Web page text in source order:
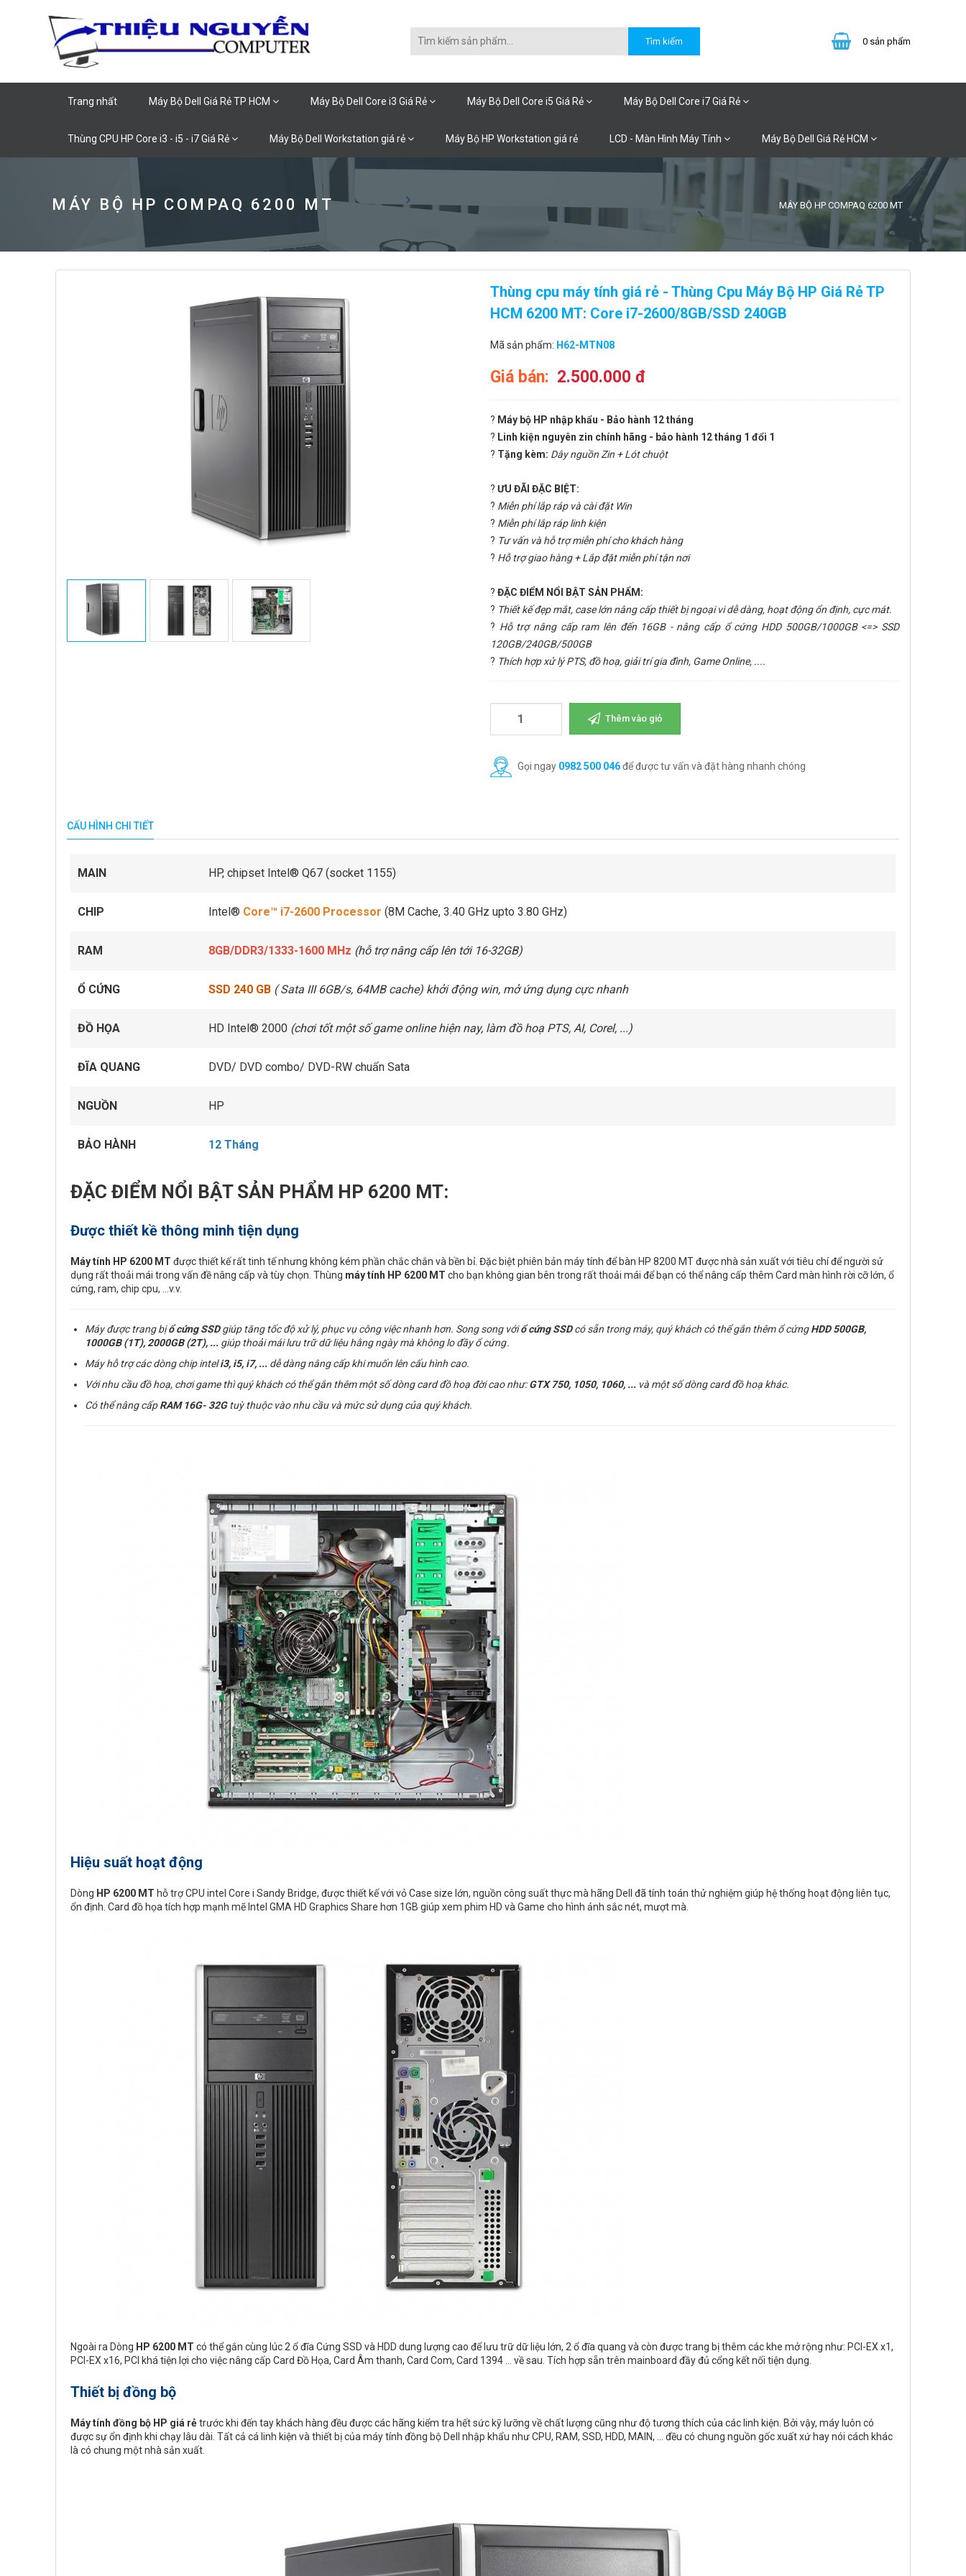
0 sản phẩm
Trang nhất Máy Bộ Dell Giá Rẻ TP HCM Máy Bộ Dell Core i3 Giá Rẻ Máy Bộ Dell Core i5 Giá Rẻ Máy Bộ Dell Core i7 Giá Rẻ
Thùng CPU HP Core i3 - i5 - i7 Giá Rẻ Máy Bộ Dell Workstation giá rẻ Máy Bộ HP Workstation giá rẻ LCD - Màn Hình Máy Tính Máy Bộ Dell Giá Rẻ HCM
MÁY BỘ HP COMPAQ 6200 MT MÁY BỘ HP COMPAQ 6200 MT
Thùng cpu máy tính giá rẻ - Thùng Cpu Máy Bộ HP Giá Rẻ TP
HCM 6200 MT: Core i7-2600/8GB/SSD 240GB
Mã sản phẩm: H62-MTN08
Giá bán: 2.500.000 đ
? Máy bộ HP nhập khẩu - Bảo hành 12 tháng
? Linh kiện nguyên zin chính hãng - bảo hành 12 tháng 1 đổi 1
? Tặng kèm: Dây nguồn Zin + Lót chuột
? ƯU ĐÃI ĐẶC BIỆT:
? Miễn phí lắp ráp và cài đặt Win
? Miễn phí lắp ráp linh kiện
? Tư vấn và hỗ trợ miễn phí cho khách hàng
? Hỗ trợ giao hàng + Lắp đặt miễn phí tận nơi
? ĐẶC ĐIỂM NỔI BẬT SẢN PHẨM:
? Thiết kế đẹp mắt, case lớn nâng cấp thiết bị ngoại vi dễ dàng, hoạt động ổn định, cực mát.
? Hỗ trợ nâng cấp ram lên đến 16GB - nâng cấp ổ cứng HDD 500GB/1000GB <=> SSD
120GB/240GB/500GB
? Thích hợp xử lý PTS, đồ hoạ, giải trí gia đình, Game Online, ....
Thêm vào giỏ
Gọi ngay 0982 500 046để được tư vấn và đặt hàng nhanh chóng
CẤU HÌNH CHI TIẾT
MAIN HP, chipset Intel® Q67 (socket 1155)
CHIP Intel® Core™ i7-2600 Processor (8M Cache, 3.40 GHz upto 3.80 GHz)
RAM 8GB/DDR3/1333-1600 MHz (hỗ trợ nâng cấp lên tới 16-32GB)
Ổ CỨNG SSD 240 GB ( Sata III 6GB/s, 64MB cache) khởi động win, mở ứng dụng cực nhanh
ĐỒ HỌA HD Intel® 2000 (chơi tốt một số game online hiện nay, làm đồ hoạ PTS, AI, Corel, ...)
ĐĨA QUANG DVD/ DVD combo/ DVD-RW chuẩn Sata
NGUỒN HP
BẢO HÀNH 12 Tháng
ĐẶC ĐIỂM NỔI BẬT SẢN PHẨM HP 6200 MT:
Được thiết kề thông minh tiện dụng
Máy tính HP 6200 MT được thiết kế rất tinh tế nhưng không kém phần chắc chắn và bền bỉ. Đặc biệt phiên bản máy tính để bàn HP 8200 MT được nhà sản xuất với tiêu chí để người sử
dụng rất thoải mái trong vấn đề nâng cấp và tùy chọn. Thùng máy tính HP 6200 MT cho bạn không gian bên trong rất thoải mái để bạn có thể nâng cấp thêm Card màn hình rời cỡ lớn, ổ
cứng, ram, chip cpu, ...v.v.
Máy được trang bịổ cứng SSDgiúp tăng tốc độ xử lý, phục vụ công việc nhanh hơn. Song song vớiổ cứng SSDcó sẵn trong máy, quý khách có thể gắn thêm ổ cứngHDD 500GB,
1000GB (1T), 2000GB (2T), ... giúp thoải mái lưu trữ dữ liệu hằng ngày mà không lo đầy ổ cứng .
Máy hỗ trợ các dòng chip inteli3, i5, i7, ... dễ dàng nâng cấp khi muốn lên cấu hình cao.
Với nhu cầu đồ hoạ, chơi game thì quý khách có thể gắn thêm một số dòng card đồ hoạ đời cao như:GTX 750, 1050, 1060, ... và một số dòng card đồ hoạ khác.
Có thể nâng cấpRAM 16G- 32Gtuỳ thuộc vào nhu cầu và mức sử dụng của quý khách.
Hiệu suất hoạt động
Dòng HP 6200 MT hỗ trợ CPU intel Core i Sandy Bridge, được thiết kế với vỏ Case size lớn, nguồn công suất thực mà hãng Dell đã tính toán thử nghiệm giúp hệ thống hoạt động liên tục,
ổn định. Card đồ họa tích hợp mạnh mẽ Intel GMA HD Graphics Share hơn 1GB giúp xem phim HD và Game cho hình ảnh sắc nét, mượt mà.
Ngoài ra Dòng HP 6200 MT có thể gắn cùng lúc 2 ổ đĩa Cứng SSD và HDD dung lượng cao để lưu trữ dữ liệu lớn, 2 ổ đĩa quang và còn được trang bị thêm các khe mở rộng như: PCI-EX x1,
PCI-EX x16, PCI khá tiện lợi cho việc nâng cấp Card Đồ Họa, Card Âm thanh, Card Com, Card 1394 ... về sau. Tích hợp sẵn trên mainboard đầy đủ cổng kết nối tiện dụng.
Thiết bị đồng bộ
Máy tính đồng bộ HP giá rẻtrước khi đến tay khách hàng đều được các hãng kiểm tra hết sức kỹ lưỡng về chất lượng cũng như độ tương thích của các linh kiện. Bởi vậy, máy luôn có
được sự ổn định khi chạy lâu dài. Tất cả cá linh kiện và thiết bị của máy tính đồng bộ Dell nhập khẩu như CPU, RAM, SSD, HDD, MAIN, ... đều có chung nguồn gốc xuất xứ hay nói cách khác
là có chung một nhà sản xuất.